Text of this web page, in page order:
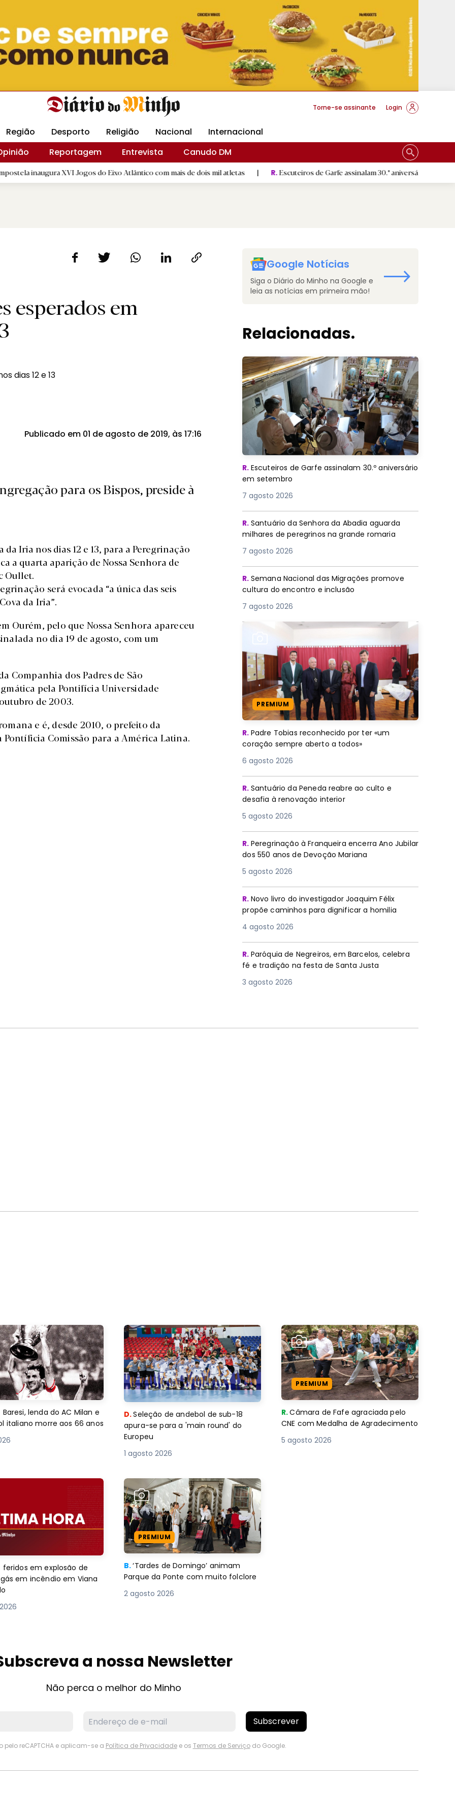
Revista Minha Gráfica DM Livraria DM Arquidiocese Braga
Torne-se assinante Login
Região Desporto Religião Nacional
Internacional
Reportagem Entrevista Canudo DM
XVI Jogos do Eixo Atlântico com mais de dois mil atletas | R.Escuteiros de Garfe assinalam 30.º aniversário em setembro
esperados em
Publicado em 01 de agosto de 2019, às 17:16
para os Bispos, preside à
Iria nos dias 12 e 13, para a Peregrinação
a quarta aparição de Nossa Senhora de
Oullet.
será evocada “a única das seis
da Iria”.
Ourém, pelo que Nossa Senhora apareceu
no dia 19 de agosto, com um
Companhia dos Padres de São
pela Pontifícia Universidade
de 2003.
e é, desde 2010, o prefeito da
Comissão para a América Latina.
Google Notícias
Siga o Diário do Minho na Google e
leia as notícias em primeira mão!
Relacionadas.
R. Escuteiros de Garfe assinalam 30.º aniversário
em setembro
7 agosto 2026
R. Santuário da Senhora da Abadia aguarda
milhares de peregrinos na grande romaria
7 agosto 2026
R. Semana Nacional das Migrações promove
cultura do encontro e inclusão
7 agosto 2026
PREMIUM
R. Padre Tobias reconhecido por ter «um
coração sempre aberto a todos»
6 agosto 2026
R. Santuário da Peneda reabre ao culto e
desafia à renovação interior
5 agosto 2026
R. Peregrinação à Franqueira encerra Ano Jubilar
dos 550 anos de Devoção Mariana
5 agosto 2026
R. Novo livro do investigador Joaquim Félix
propõe caminhos para dignificar a homilia
4 agosto 2026
R. Paróquia de Negreiros, em Barcelos, celebra
fé e tradição na festa de Santa Justa
3 agosto 2026
Baresi, lenda do AC Milan e
italiano morre aos 66 anos
D.Seleção de andebol de sub-18
apura-se para a 'main round' do
Europeu
1 agosto 2026
PREMIUM
R.Câmara de Fafe agraciada pelo
CNE com Medalha de Agradecimento
5 agosto 2026
feridos em explosão de
em incêndio em Viana
PREMIUM
B.‘Tardes de Domingo’ animam
Parque da Ponte com muito folclore
2 agosto 2026
a nossa Newsletter
Não perca o melhor do Minho
Subscrever
pelo reCAPTCHA e aplicam-se a Política de Privacidadee os Termos de Serviçodo Google.